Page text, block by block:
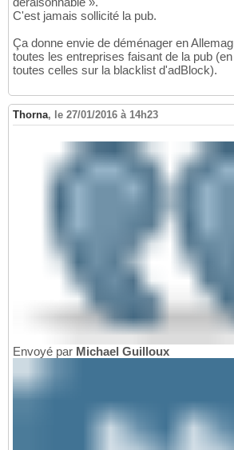
C'est jamais sollicité la pub.
Ça donne envie de déménager en
toutes les entreprises faisant de la pub
toutes celles sur la blacklist d'adBlock).
Thorna, le 27/01/2016 à 14h23
Envoyé par Michael Guilloux